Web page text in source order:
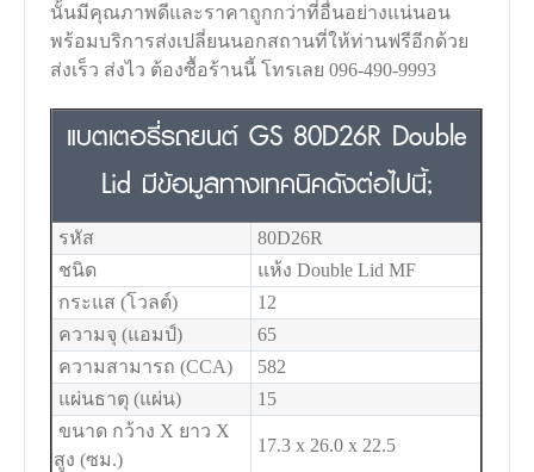
นั้นมีคุณภาพดีและราคาถูกกว่าที่อื่นอย่างแน่นอน
พร้อมบริการส่งเปลี่ยนนอกสถานที่ให้ท่านฟรีอีกด้วย
ส่งเร็ว ส่งไว ต้องซื้อร้านนี้ โทรเลย 096-490-9993
แบตเตอรี่รถยนต์ GS 80D26R Double
Lid มีข้อมูลทางเทคนิคดังต่อไปนี้;
รหัส
80D26R
ชนิด
แห้ง Double Lid MF
กระแส (โวลต์)
12
ความจุ (แอมป์)
65
ความสามารถ (CCA)
582
แผ่นธาตุ (แผ่น)
15
ขนาด กว้าง X ยาว X
สูง (ซม.)
17.3 x 26.0 x 22.5